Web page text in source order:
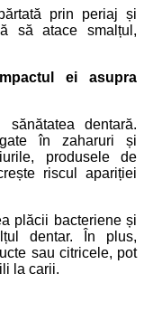
prin periaj și
să atace smalțul,
ei asupra
dentară.
în zaharuri și
produsele de
riscul apariției
plăcii bacteriene și
dentar. În plus,
sau citricele, pot
la carii.